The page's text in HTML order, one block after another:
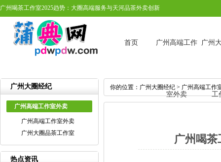
广州喝茶工作室2025趋势：大圈高端服务与天河品茶外卖创新
首页 广州高端工作
室外卖
广州
工
广州大圈经纪
广州高端工作室外卖
广州高端工作室外卖
广州大圈品茶工作室
热点资讯
你的位置： 广州大圈经纪 > 广州高端工作
广州喝茶